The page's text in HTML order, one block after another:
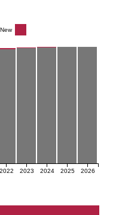
2022 2023 2024 2025 2026
New